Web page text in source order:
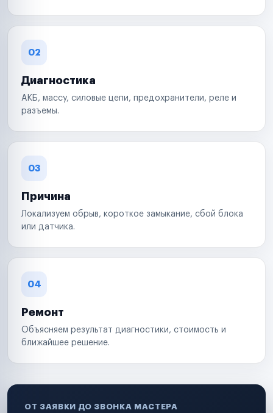
02
Диагностика
АКБ, массу, силовые цепи, предохранители, реле и
разъемы.
03
Причина
Локализуем обрыв, короткое замыкание, сбой блока
или датчика.
04
Ремонт
Объясняем результат диагностики, стоимость и
ближайшее решение.
ОТ ЗАЯВКИ ДО ЗВОНКА МАСТЕРА